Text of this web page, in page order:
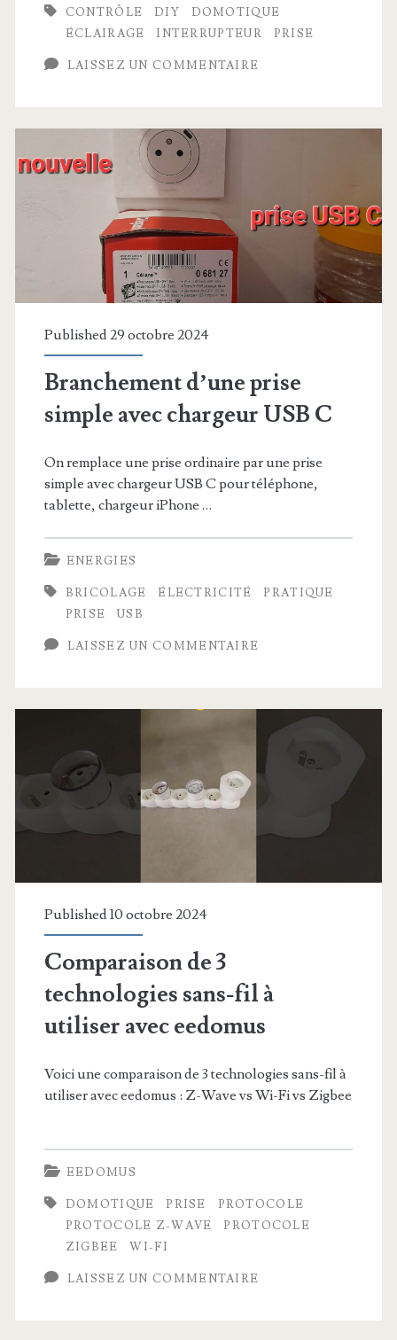
Home
seule
dans
Home
Assistant
CONTRÔLE DIY
DOMOTIQUE
ÉCLAIRAGE
INTERRUPTEUR PRISE
LAISSEZ UN COMMENTAIRE
Published 29 octobre 2024
Branchement d’une prise
simple avec chargeur USB C
On remplace une prise ordinaire par une prise
simple avec chargeur USB C pour téléphone,
tablette, chargeur iPhone …
ENERGIES
BRICOLAGE ÉLECTRICITÉ
PRATIQUE
PRISE
USB
LAISSEZ UN COMMENTAIRE
Published 10 octobre 2024
Comparaison de 3
technologies sans-fil à
utiliser avec eedomus
Voici une comparaison de 3 technologies sans-fil à
utiliser avec eedomus : Z-Wave vs Wi-Fi vs Zigbee
EEDOMUS
DOMOTIQUE PRISE
PROTOCOLE
PROTOCOLE Z-WAVE
PROTOCOLE
ZIGBEE
WI-FI
LAISSEZ UN COMMENTAIRE